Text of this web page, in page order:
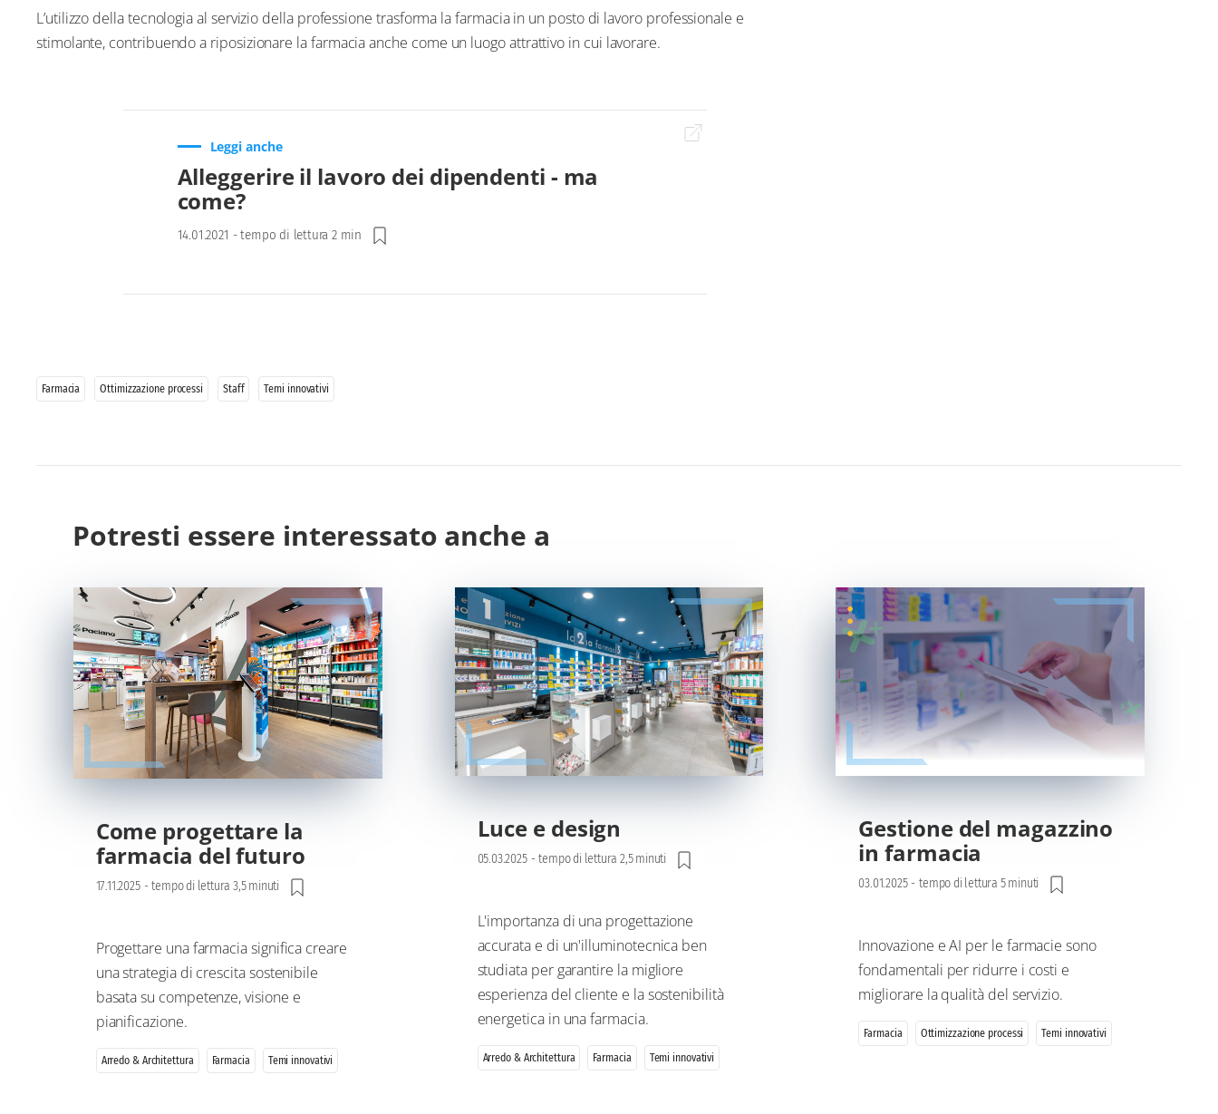
L’utilizzo della tecnologia al servizio della professione trasforma la farmacia in un posto di lavoro professionale e
stimolante, contribuendo a riposizionare la farmacia anche come un luogo attrattivo in cui lavorare.
Leggi anche
Alleggerire il lavoro dei dipendenti - ma
come?
14.01.2021 - tempo di lettura 2 min
Farmacia Ottimizzazione processi Staff Temi innovativi
Potresti essere interessato anche a
Come progettare la
farmacia del futuro
17.11.2025 - tempo di lettura 3,5 minuti
Progettare una farmacia significa creare
una strategia di crescita sostenibile
basata su competenze, visione e
pianificazione.
Arredo & Architettura Farmacia Temi innovativi
Luce e design
05.03.2025 - tempo di lettura 2,5 minuti
L'importanza di una progettazione
accurata e di un'illuminotecnica ben
studiata per garantire la migliore
esperienza del cliente e la sostenibilità
energetica in una farmacia.
Arredo & Architettura Farmacia Temi innovativi
Gestione del magazzino
in farmacia
03.01.2025 - tempo di lettura 5 minuti
Innovazione e AI per le farmacie sono
fondamentali per ridurre i costi e
migliorare la qualità del servizio.
Farmacia Ottimizzazione processi Temi innovativi